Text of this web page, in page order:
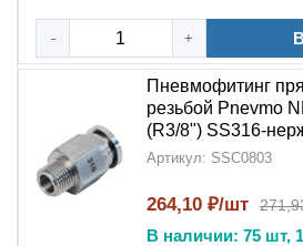
- +
Пневмофитинг
резьбой Pnevmo
(R3/8") SS316-
Артикул: SSC0803
264,10 ₽/шт
В наличии: 75 шт,